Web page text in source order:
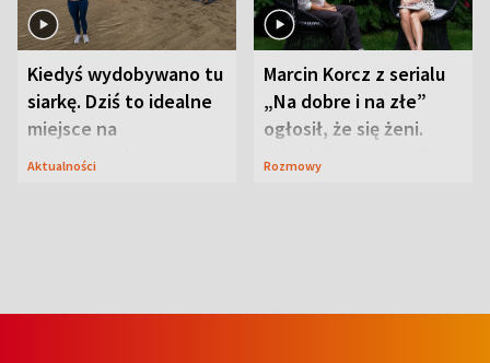
Kiedyś wydobywano tu
siarkę. Dziś to idealne
miejsce na
wypoczynek
Aktualności
Marcin Korcz z serialu
„Na dobre i na złe”
ogłosił, że się żeni.
Zdradził, co zmienił
Rozmowy